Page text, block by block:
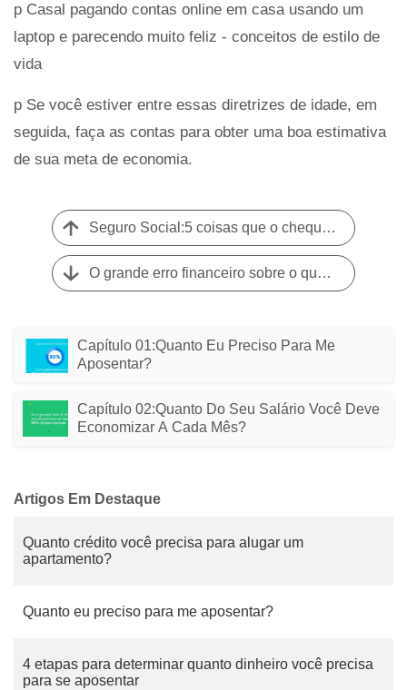
p Casal pagando contas online em casa usando um
laptop e parecendo muito feliz - conceitos de estilo de
vida
p Se você estiver entre essas diretrizes de idade, em
seguida, faça as contas para obter uma boa estimativa
de sua meta de economia.
Seguro Social:5 coisas que o cheque médio dos beneficiários pode comprar
O grande erro financeiro sobre o qual os americanos não querem falar
Capítulo 01:Quanto Eu Preciso Para Me
Aposentar?
Capítulo 02:Quanto Do Seu Salário Você Deve
Economizar A Cada Mês?
Artigos Em Destaque
Quanto crédito você precisa para alugar um
apartamento?
Quanto eu preciso para me aposentar?
4 etapas para determinar quanto dinheiro você precisa
para se aposentar